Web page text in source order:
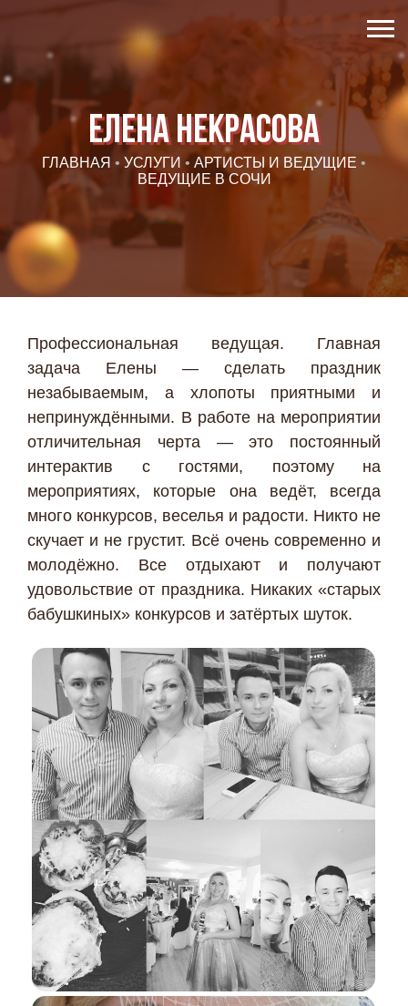
Елена Некрасова
ГЛАВНАЯ • УСЛУГИ • АРТИСТЫ И ВЕДУЩИЕ •
ВЕДУЩИЕ В СОЧИ
Профессиональная ведущая. Главная
задача Елены — сделать праздник
незабываемым, а хлопоты приятными и
непринуждёнными. В работе на мероприятии
отличительная черта — это постоянный
интерактив с гостями, поэтому на
мероприятиях, которые она ведёт, всегда
много конкурсов, веселья и радости. Никто не
скучает и не грустит. Всё очень современно и
молодёжно. Все отдыхают и получают
удовольствие от праздника. Никаких «старых
бабушкиных» конкурсов и затёртых шуток.
Я даю согласие ООО «Империя-Сочи» на обработку моих